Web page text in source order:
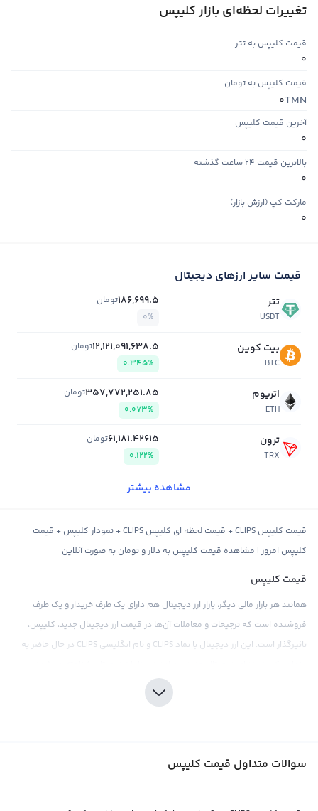
تغییرات لحظه‌ای بازار کلیپس
قیمت کلیپس به تتر
0
قیمت کلیپس به تومان
TMN
0
آخرین قیمت کلیپس
0
بالاترین قیمت ۲۴ ساعت گذشته
0
مارکت کپ (ارزش بازار)
0
قیمت سایر ارزهای دیجیتال
تتر
USDT
186,699.5تومان
0%
بیت کوین
BTC
12,121,091,638.5تومان
0.345%
اتریوم
ETH
357,772,251.85تومان
0.073%
ترون
TRX
61,181.42615تومان
0.122%
مشاهده بیشتر
قیمت کلیپس CLIPS + قیمت لحظه ای کلیپس CLIPS + نمودار کلیپس + قیمت
کلیپس امروز | مشاهده قیمت کلیپس به دلار و تومان به صورت آنلاین
قیمت کلیپس
همانند هر بازار مالی دیگر، بازار ارز دیجیتال هم دارای یک طرف خریدار و یک طرف
فروشنده است که ترجیحات و معاملات آن‌ها در قیمت ارز دیجیتال جدید، کلیپس،
تاثیرگذار است. این ارز دیجیتال با نماد CLIPS و نام انگلیسی CLIPS در حال حاضر به
قیمت کلیپس بر اساس عرضه و تقاضای موجود در صرافی‌های ارز دیجیتال تعیین
دیجیتال مثل تتر و اتریوم نشان داده شود.
سوالات متداول قیمت کلیپس